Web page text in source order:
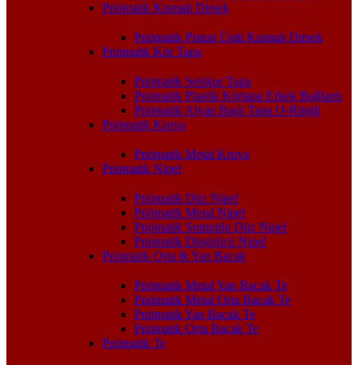
Pnömatik Kısmalı Dirsek
Pnömatik Piston Üstü Kısmalı Dirsek
Pnömatik Kör Tapa
Pnömatik Setskur Tapa
Pnömatik Plastik Körtapa Erkek Bağlantı
Pnömatik Alyan Başlı Tapa O-Ringli
Pnömatik Kruva
Pnömatik Metal Kruva
Pnömatik Nipel
Pnömatik Düz Nipel
Pnömatik Metal Nipel
Pnömatik Somunlu Düz Nipel
Pnömatik Düşürücü Nipel
Pnömatik Orta & Yan Bacak
Pnömatik Metal Yan Bacak Te
Pnömatik Metal Orta Bacak Te
Pnömatik Yan Bacak Te
Pnömatik Orta Bacak Te
Pnömatik Te